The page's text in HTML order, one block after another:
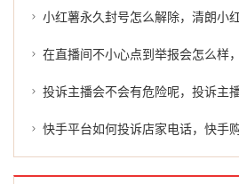
小红薯永久封号怎么解除，清朗小红薯的秘密
在直播间不小心点到举报会怎么样，指尖的意
投诉主播会不会有危险呢，投诉主播后，你会面临危
快手平台如何投诉店家电话，快手购物遇纠纷？这份投诉